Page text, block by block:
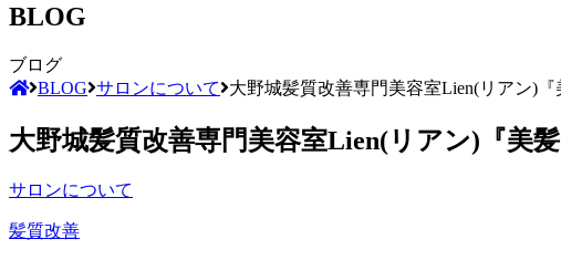
BLOG
ブログ
BLOG サロンについて 大野城髪質改善専門美容室Lien(リアン)
大野城髪質改善専門美容室Lien(リアン)『美
サロンについて
髪質改善